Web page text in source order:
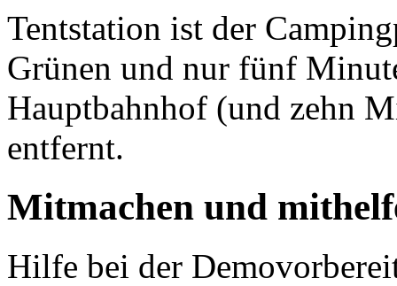
Tentstation ist der
Grünen und nur fünf
Hauptbahnhof (und zehn
entfernt.
Mitmachen und
Hilfe bei der